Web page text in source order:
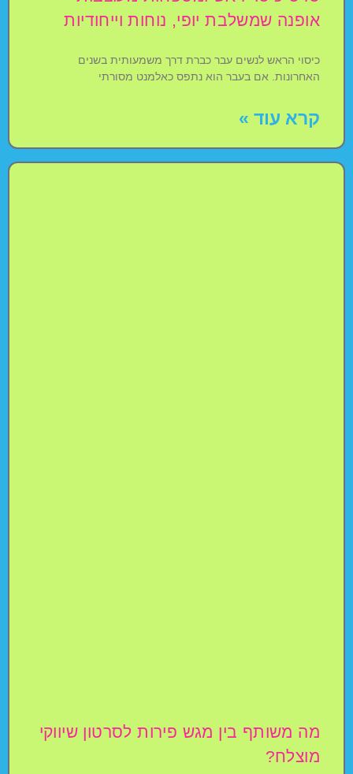
אופנה שמשלבת יופי, נוחות וייחודיות
כיסוי הראש לנשים עבר כברת דרך משמעותית בשנים
האחרונות. אם בעבר הוא נתפס כאלמנט מסורתי
קרא עוד »
מה משותף בין מגש פירות לסרטון שיווקי
מוצלח?